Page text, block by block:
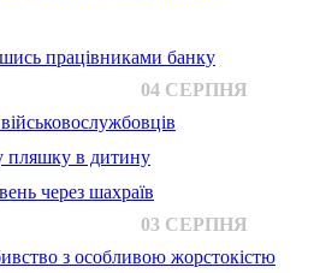
працівниками банку
04 СЕРПНЯ
пляшку в дитину
через шахраїв
03 СЕРПНЯ
з особливою жорстокістю